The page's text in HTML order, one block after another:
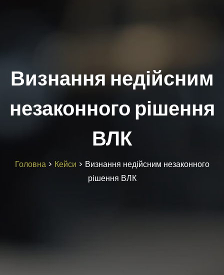
Визнання недійсним
незаконного рішення
ВЛК
Головна> Кейси > Визнання недійсним незаконного
рішення ВЛК